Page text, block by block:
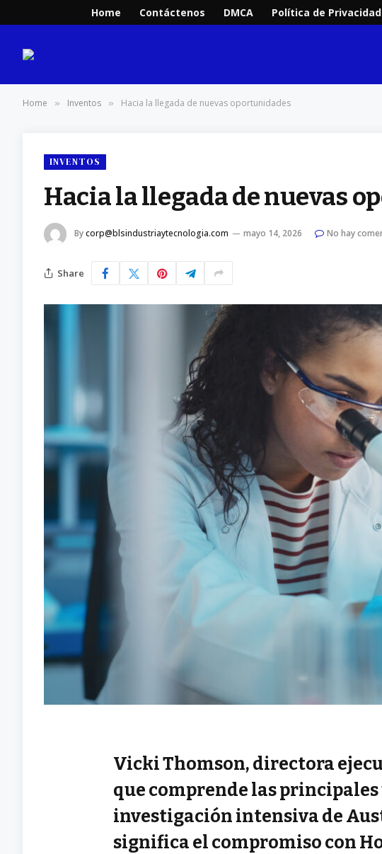
Home Contáctenos DMCA Política de Privacidad
Home » Inventos » Hacia la llegada de nuevas oportunidades
INVENTOS
Hacia la llegada de nuevas
Bycorp@blsindustriaytecnologia.com mayo 14, 2026 No hay
Share
Vicki Thomson, directora
que comprende las
investigación intensiva de
significa el compromiso con